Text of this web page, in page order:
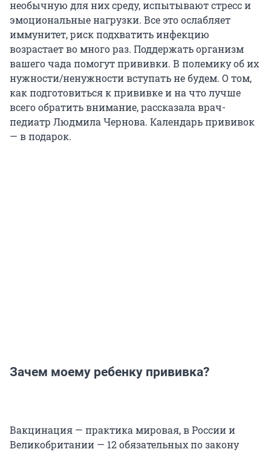
необычную для них среду, испытывают стресс и
эмоциональные нагрузки. Все это ослабляет
иммунитет, риск подхватить инфекцию
возрастает во много раз. Поддержать организм
вашего чада помогут прививки. В полемику об их
нужности/ненужности вступать не будем. О том,
как подготовиться к прививке и на что лучше
всего обратить внимание, рассказала врач-
педиатр Людмила Чернова. Календарь прививок
— в подарок.
Зачем моему ребенку прививка?
Вакцинация — практика мировая, в России и
Великобритании — 12 обязательных по закону